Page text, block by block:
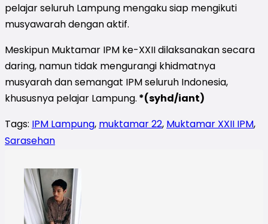
pelajar seluruh Lampung mengaku siap mengikuti
musyawarah dengan aktif.
Meskipun Muktamar IPM ke-XXII dilaksanakan secara
daring, namun tidak mengurangi khidmatnya
musyarah dan semangat IPM seluruh Indonesia,
khususnya pelajar Lampung. *(syhd/iant)
Tags: IPM Lampung, muktamar 22, Muktamar XXII IPM,
Sarasehan